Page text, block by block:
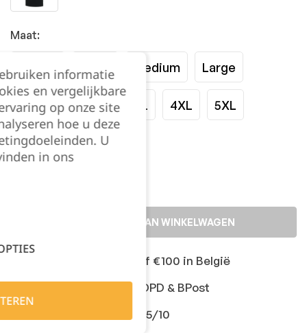
Maat:
XSmall Small Medium Large
XLarge 2XL 3XL 4XL 5XL
Kies je aantal:
TOEVOEGEN AAN WINKELWAGEN
Gratis levering vanaf €100 in België
Snelle levering met DPD & BPost
Klanten geven ons 9,5/10
informatie
en vergelijkbare
op onze site
hoe u deze
U
in ons